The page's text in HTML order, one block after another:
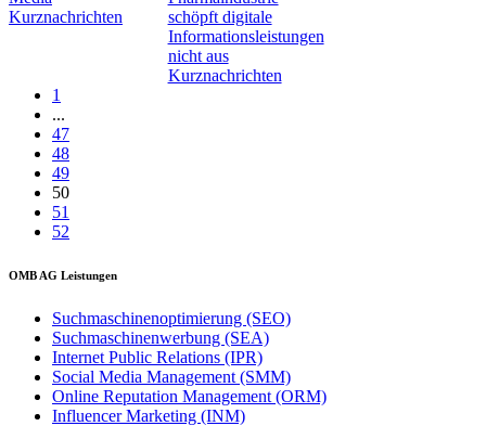
Kurznachrichten
schöpft digitale
Informationsleistungen
nicht aus
Kurznachrichten
1
...
47
48
49
50
51
52
OMB AG Leistungen
Suchmaschinenoptimierung (SEO)
Suchmaschinenwerbung (SEA)
Internet Public Relations (IPR)
Social Media Management (SMM)
Online Reputation Management (ORM)
Influencer Marketing (INM)